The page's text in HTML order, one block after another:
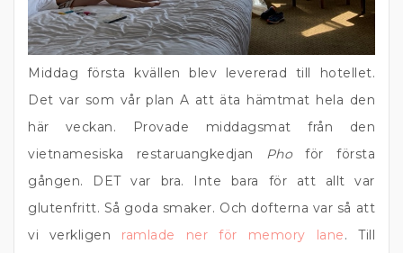
Middag första kvällen blev levererad till hotellet.
Det var som vår plan A att äta hämtmat hela den
här veckan. Provade middagsmat från den
vietnamesiska restaruangkedjan Phoför första
gången. DET var bra. Inte bara för att allt var
glutenfritt. Så goda smaker. Och dofterna var så att
vi verkligen ramlade ner för memory lane. Till